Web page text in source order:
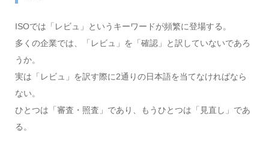
ISOでは「レビュ」というキーワードが頻繁に登場する。
多くの企業では、「レビュ」を「確認」と訳していないであろ
うか。
実は「レビュ」を訳す際に2通りの日本語を当てなければなら
ない。
ひとつは「審査・照査」であり、もうひとつは「見直し」であ
る。